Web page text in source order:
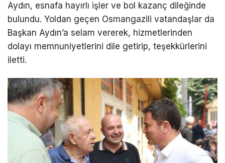
Aydın, esnafa hayırlı işler ve bol kazanç dileğinde
bulundu. Yoldan geçen Osmangazili vatandaşlar da
Başkan Aydın’a selam vererek, hizmetlerinden
dolayı memnuniyetlerini dile getirip, teşekkürlerini
iletti.